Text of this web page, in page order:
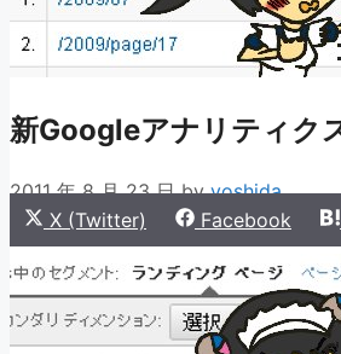
新Googleアナリティク
2011 年 8 月 23 日 byyoshida
Share
on
X (Twitter)
Share
on
Facebook